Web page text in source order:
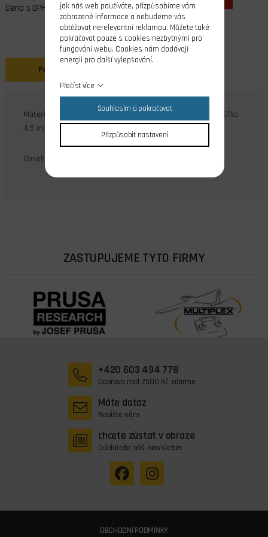
Cena s DPH
Popis
Materiál dural. Díra průměr 3,5 mm, vnější průměr 9 mm, šířka
4,5 mm. Součástí balení je stavěcí imbus šroub M3.
Obsah balení: 4 ks
ZASTUPUJEME TYTO FIRMY
+420 603 494 778
Doprava nad 2500 Kč zdarma
Máte dotaz
Napište nám
chcete zůstat v obraze
Odebírejte náš newsletter
OBCHODNÍ PODMÍNKY
jak náš web používáte, přizpůsobíme vám
zobrazené informace a nebudeme vás
obtěžovat nerelevantní reklamou. Můžete také
pokračovat pouze s cookies nezbytnými pro
fungování webu. Cookies nám dodávají
energii pro další vylepšování.
Přečíst více
Souhlasím a pokračovat
Přizpůsobit nastavení